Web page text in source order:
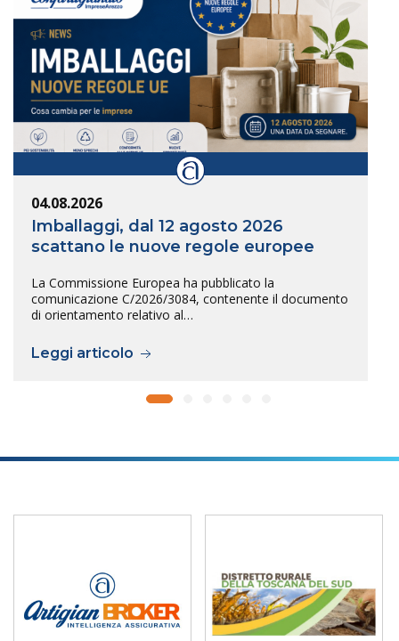
04.08.2026
Imballaggi, dal 12 agosto 2026
scattano le nuove regole europee
La Commissione Europea ha pubblicato la
comunicazione C/2026/3084, contenente il documento
di orientamento relativo al…
Leggi articolo